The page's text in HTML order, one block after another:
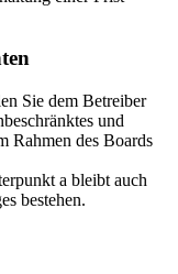
Sie dem Betreiber
und
Rahmen des Boards
a bleibt auch
bestehen.